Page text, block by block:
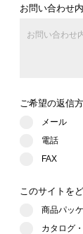
お問い合わせ
ご希望の返信
メール
電話
FAX
このサイトを
商品パッ
カタログ